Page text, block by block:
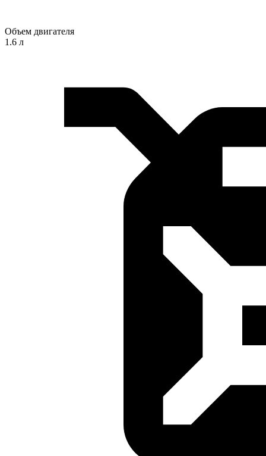
Объем двигателя
1.6 л